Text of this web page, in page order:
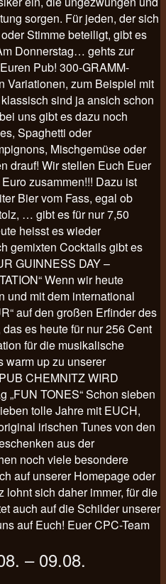
sorgen. Für jeden, der sich
Stimme beteiligt, gibt es
Donnerstag… gehts zur
Pub! 300-GRAMM-
Variationen, zum Beispiel mit
sind ja ansich schon
uns gibt es dazu noch
Spaghetti oder
Mischgemüse oder
drauf! Wir stellen Euch Euer
zusammen!!! Dazu ist
Bier vom Fass, egal ob
… gibt es für nur 7,50
heisst es wieder
gemixten Cocktails gibt es
GUINNESS DAY –
Wenn wir heute
und mit dem international
auf den großen Erfinder des
es heute für nur 256 Cent
für die musikalische
warm up zu unserer
CHEMNITZ WIRD
„FUN TONES“ Schon sieben
tolle Jahre mit EUCH,
irischen Tunes von den
aus der
noch viele besondere
auf unserer Homepage oder
lohnt sich daher immer, für die
auch auf die Schilder unserer
auf Euch! Euer CPC-Team
– 09.08.